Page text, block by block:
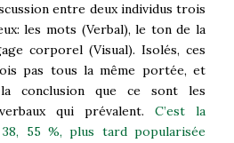
entre deux individus trois
les mots (Verbal), le ton de la
corporel (Visual). Isolés, ces
pas tous la même portée, et
conclusion que ce sont les
qui prévalent. C’est la
55 %, plus tard popularisée